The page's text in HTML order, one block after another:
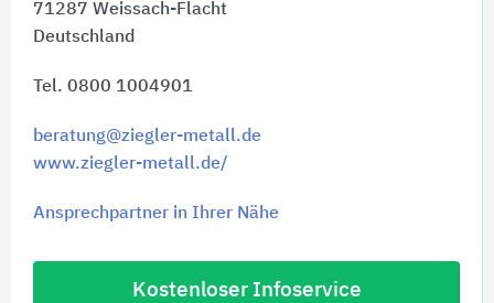
71287 Weissach-Flacht
Deutschland
Tel. 0800 1004901
beratung@ziegler-metall.de
www.ziegler-metall.de/
Ansprechpartner in Ihrer Nähe
Kostenloser Infoservice